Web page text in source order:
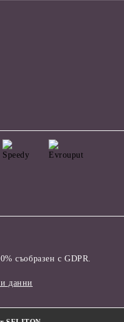
съобразен с GDPR.
данни